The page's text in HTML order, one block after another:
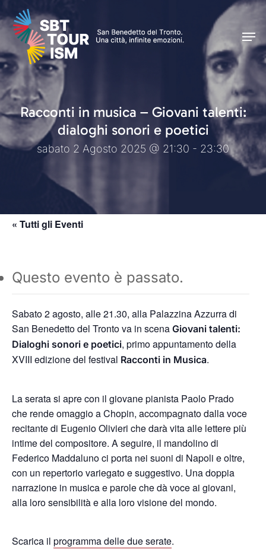
Skip
to
main
content
Racconti in musica – Giovani talenti:
dialoghi sonori e poetici
sabato 2 Agosto 2025 @ 21:30 - 23:30
« Tutti gli Eventi
Questo evento è passato.
Sabato 2 agosto, alle 21.30, alla Palazzina Azzurra di
San Benedetto del Tronto va in scena Giovani talenti:
Dialoghi sonori e poetici, primo appuntamento della
XVIII edizione del festival Racconti in Musica.
La serata si apre con il giovane pianista Paolo Prado
che rende omaggio a Chopin, accompagnato dalla voce
recitante di Eugenio Olivieri che darà vita alle lettere più
intime del compositore. A seguire, il mandolino di
Federico Maddaluno ci porta nei suoni di Napoli e oltre,
con un repertorio variegato e suggestivo. Una doppia
narrazione in musica e parole che dà voce ai giovani,
alla loro sensibilità e alla loro visione del mondo.
Scarica il programma delle due serate.